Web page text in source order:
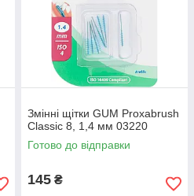
продаж
отриманні
Змінні щітки GUM Proxabrush
Classic 8, 1,4 мм 03220
Готово до відправки
145 ₴